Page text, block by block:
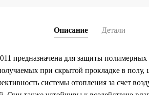
Описание Детали
предназначена для защиты
при скрытой прокладке в полу,
системы отопления за счет